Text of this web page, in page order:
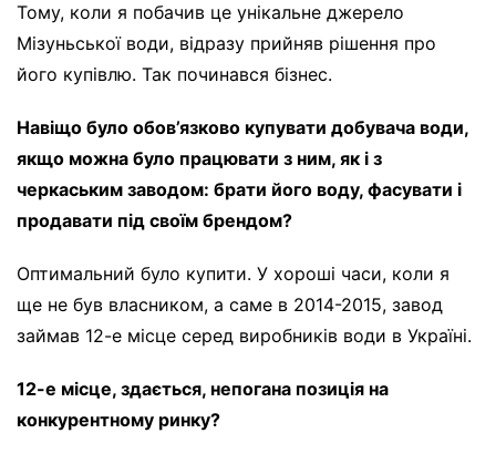
Тому, коли я побачив це унікальне джерело
Мізуньської води, відразу прийняв рішення про
його купівлю. Так починався бізнес.
Навіщо було обов’язково купувати добувача води,
якщо можна було працювати з ним, як і з
черкаським заводом: брати його воду, фасувати і
продавати під своїм брендом?
Оптимальний було купити. У хороші часи, коли я
ще не був власником, а саме в 2014-2015, завод
займав 12-е місце серед виробників води в Україні.
12-е місце, здається, непогана позиція на
конкурентному ринку?